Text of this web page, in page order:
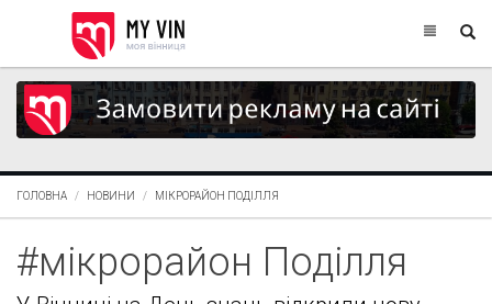
ГОЛОВНА НОВИНИ МІКРОРАЙОН ПОДІЛЛЯ
#мікрорайон Поділля